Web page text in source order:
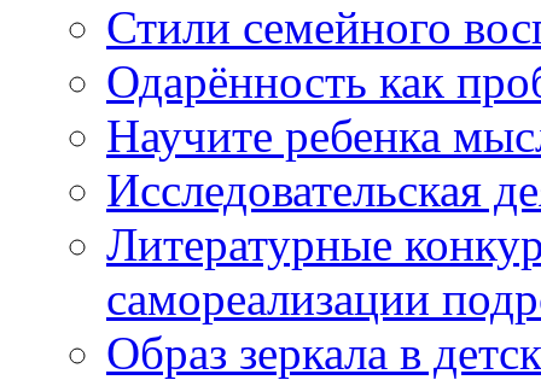
Стили семейного
Одарённость как
Научите ребенка
Исследовательская
Литературные
самореализации
Образ зеркала в